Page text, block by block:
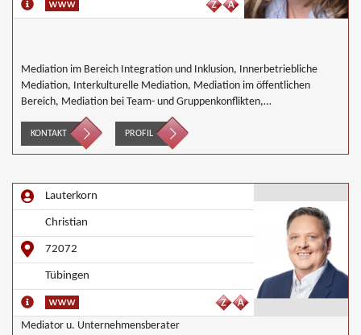
Mediation im Bereich Integration und Inklusion, Innerbetriebliche
Mediation, Interkulturelle Mediation, Mediation im öffentlichen
Bereich, Mediation bei Team- und Gruppenkonflikten,
Nachbarschaftsmediation, Schulmediation
KONTAKT PROFIL
Lauterkorn
Christian
72072
Tübingen
Mediator u. Unternehmensberater